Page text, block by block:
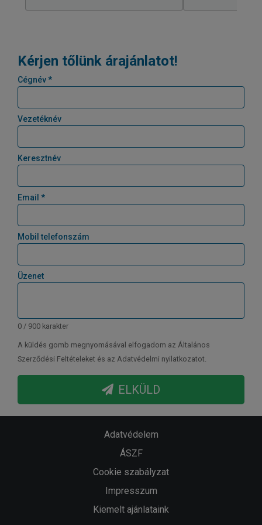
Kérjen tőlünk árajánlatot!
Cégnév *
Vezetéknév
Keresztnév
Email *
Mobil telefonszám
Üzenet
0 / 900 karakter
A küldés gomb megnyomásával elfogadom az Általános
Szerződési Feltételeket és az Adatvédelmi nyilatkozatot.
ELKÜLD
Adatvédelem
ÁSZF
Cookie szabályzat
Impresszum
Kiemelt ajánlataink